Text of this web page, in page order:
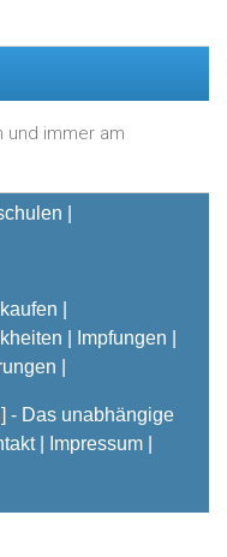
und immer am
Impfungen
- Das unabhängige
| Impressum